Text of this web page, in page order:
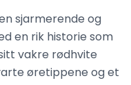
sjarmerende og
en rik historie som
vakre rødhvite
øretippene og et